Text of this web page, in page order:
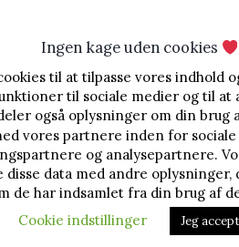
med
SØG I
Alle Opskrifter
Blog
Brød & Boller
Cookies &
Småkager
Ingen kage uden cookies
til at tilpasse vores indhold
til sociale medier og til at
også oplysninger om din brug
vores partnere inden for sociale
og analysepartnere.
disse data med andre oplysninger,
de har indsamlet fra din brug af
Cookie indstillinger
Jeg